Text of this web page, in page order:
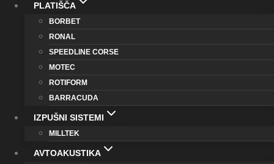
PLATIŠČA
BORBET
RONAL
SPEEDLINE CORSE
MOTEC
ROTIFORM
BARRACUDA
IZPUŠNI SISTEMI
MILLTEK
AVTOAKUSTIKA